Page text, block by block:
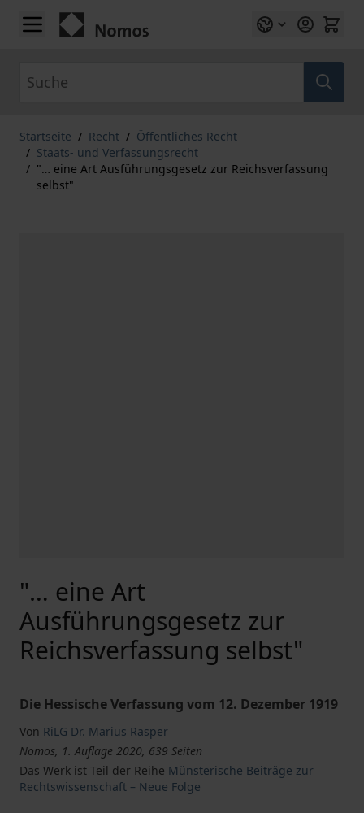
Zum Inhalt springen
Startseite / Recht / Öffentliches Recht
/ Staats- und Verfassungsrecht
/ "… eine Art Ausführungsgesetz zur Reichsverfassung
selbst"
"… eine Art
Ausführungsgesetz zur
Reichsverfassung selbst"
Die Hessische Verfassung vom 12. Dezember 1919
Von RiLG Dr. Marius Rasper
Nomos, 1. Auflage 2020, 639 Seiten
Das Werk ist Teil der Reihe Münsterische Beiträge zur
Rechtswissenschaft – Neue Folge